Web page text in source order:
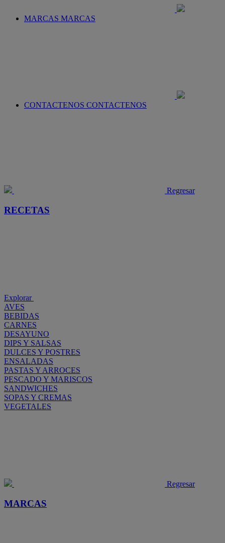
MARCAS MARCAS
CONTACTENOS CONTACTENOS
Regresar
RECETAS
Explorar
AVES
BEBIDAS
CARNES
DESAYUNO
DIPS Y SALSAS
DULCES Y POSTRES
ENSALADAS
PASTAS Y ARROCES
PESCADO Y MARISCOS
SANDWICHES
SOPAS Y CREMAS
VEGETALES
Regresar
MARCAS